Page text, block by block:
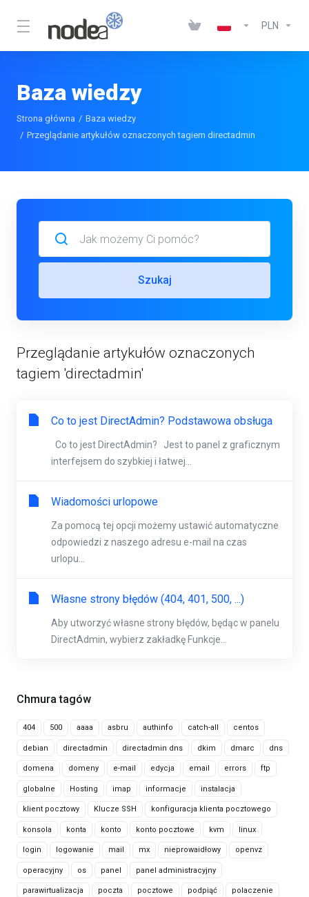
PLN
Baza wiedzy
Strona główna
Baza wiedzy
Przeglądanie artykułów oznaczonych tagiem directadmin
Chmura tagów
404 500 aaaa asbru authinfo catch-all centos
debian directadmin directadmin dns dkim dmarc dns
domena domeny e-mail edycja email errors ftp
globalne Hosting imap informacje instalacja
klient pocztowy Klucze SSH konfiguracja klienta pocztowego
konsola konta konto konto pocztowe kvm linux
login logowanie mail mx nieprowaidłowy openvz
operacyjny os panel panel administracyjny
parawirtualizacja poczta pocztowe podpiąć polaczenie
Szukaj
Przeglądanie artykułów oznaczonych
tagiem 'directadmin'
Co to jest DirectAdmin? Podstawowa obsługa
Co to jest DirectAdmin? Jest to panel z graficznym
interfejsem do szybkiej i łatwej...
Wiadomości urlopowe
Za pomocą tej opcji możemy ustawić automatyczne
odpowiedzi z naszego adresu e-mail na czas
urlopu...
Własne strony błędów (404, 401, 500, ...)
Aby utworzyć własne strony błędów, będąc w panelu
DirectAdmin, wybierz zakładkę Funkcje...